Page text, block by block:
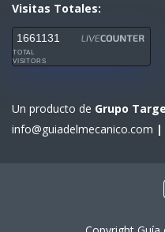
Visitas Totales:
1661131
TOTAL
VISITORS
Un producto de Grupo
info@guiadelmecanico.com |